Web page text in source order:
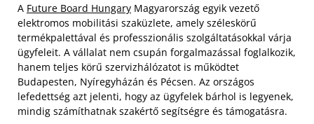
A Future Board Hungary Magyarország egyik vezető
elektromos mobilitási szaküzlete, amely széleskörű
termékpalettával és professzionális szolgáltatásokkal várja
ügyfeleit. A vállalat nem csupán forgalmazással foglalkozik,
hanem teljes körű szervizhálózatot is működtet
Budapesten, Nyíregyházán és Pécsen. Az országos
lefedettség azt jelenti, hogy az ügyfelek bárhol is legyenek,
mindig számíthatnak szakértő segítségre és támogatásra.